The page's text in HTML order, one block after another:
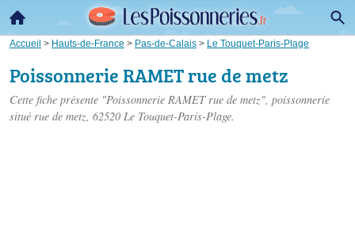
Accueil > Hauts-de-France > Pas-de-Calais > Le Touquet-Paris-Plage
Poissonnerie RAMET rue de metz
Cette fiche présente "Poissonnerie RAMET rue de metz", poissonnerie
situé rue de metz, 62520 Le Touquet-Paris-Plage.